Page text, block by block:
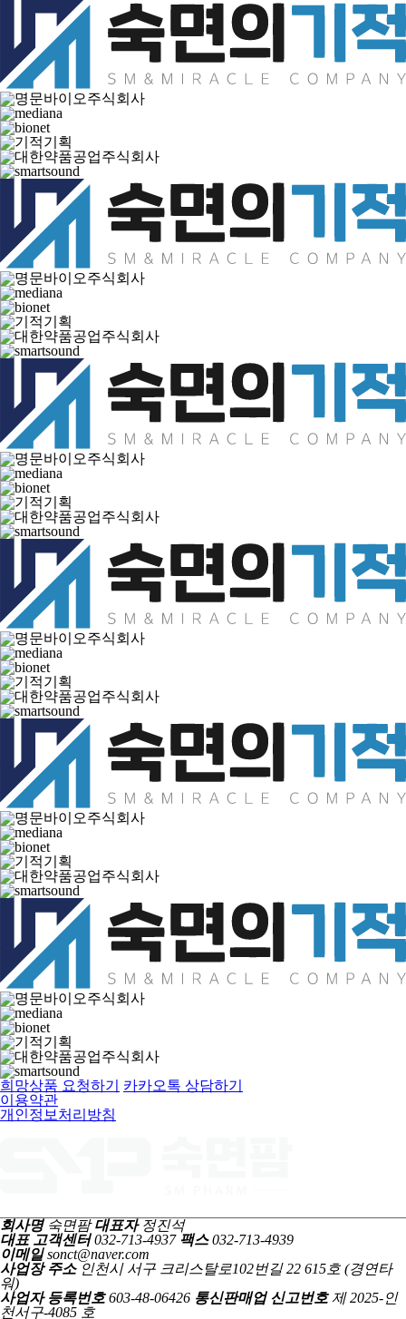
희망상품 요청하기
카카오톡 상담하기
이용약관
개인정보처리방침
회사명숙면팜 대표자 정진석
대표 고객센터032-713-4937 팩스032-713-4939
이메일sonct@naver.com
사업장 주소 인천시 서구 크리스탈로102번길 22 615호 (경연타
워)
사업자 등록번호603-48-06426 통신판매업 신고번호제 2025-인
천서구-4085 호